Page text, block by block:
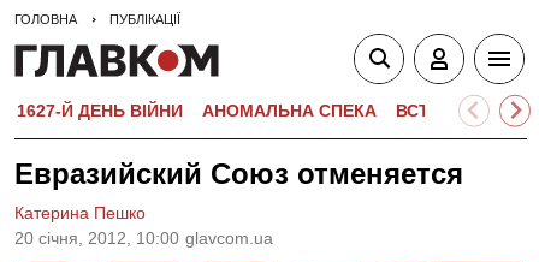
ГОЛОВНА ПУБЛІКАЦІЇ
1627-Й ДЕНЬ ВІЙНИ АНОМАЛЬНА СПЕКА ВСТУПНА
Евразийский Союз отменяется
20 сiчня, 2012, 10:00 glavcom.ua
Катерина Пешко